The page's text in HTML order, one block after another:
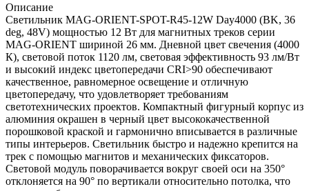
Описание
Светильник MAG-ORIENT-SPOT-R45-12W Day4000 (BK, 36
deg, 48V) мощностью 12 Вт для магнитных треков серии
MAG-ORIENT шириной 26 мм. Дневной цвет свечения (4000
К), световой поток 1120 лм, световая эффективность 93 лм/Вт
и высокий индекс цветопередачи CRI>90 обеспечивают
качественное, равномерное освещение и отличную
цветопередачу, что удовлетворяет требованиям
светотехнических проектов. Компактный фигурный корпус из
алюминия окрашен в черный цвет высококачественной
порошковой краской и гармонично вписывается в различные
типы интерьеров. Светильник быстро и надежно крепится на
трек с помощью магнитов и механических фиксаторов.
Световой модуль поворачивается вокруг своей оси на 350°
отклоняется на 90° по вертикали относительно потолка, что